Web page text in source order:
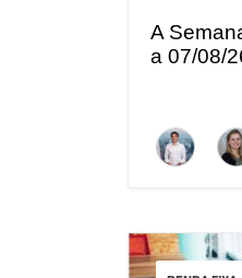
A
a 07/08/